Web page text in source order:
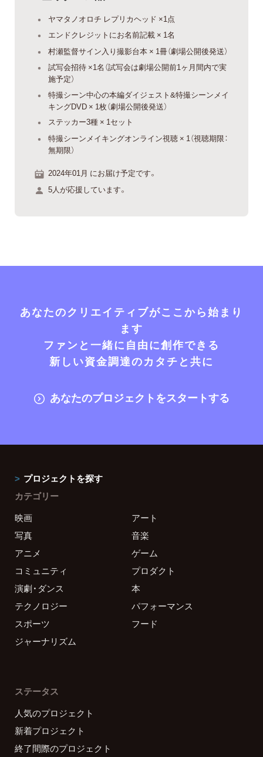
ヤマタノオロチ レプリカヘッド ×1点
エンドクレジットにお名前記載 × 1名
村瀬監督サイン入り撮影台本 × 1冊（劇場公開後発送）
試写会招待 ×1名（試写会は劇場公開前1ヶ月間内で実
施予定）
特撮シーン中心の本編ダイジェスト&特撮シーンメイ
キングDVD × 1枚（劇場公開後発送）
ステッカー3種 × 1セット
特撮シーンメイキングオンライン視聴 × 1（視聴期限：
無期限）
2024年01月 にお届け予定です。
5人が応援しています。
あなたのクリエイティブがここから始まり
ます
ファンと一緒に自由に創作できる
新しい資金調達のカタチと共に
あなたのプロジェクトをスタートする
プロジェクトを探す
カテゴリー
映画
アート
写真
音楽
アニメ
ゲーム
コミュニティ
プロダクト
演劇・ダンス
本
テクノロジー
パフォーマンス
スポーツ
フード
ジャーナリズム
ステータス
人気のプロジェクト
新着プロジェクト
終了間際のプロジェクト